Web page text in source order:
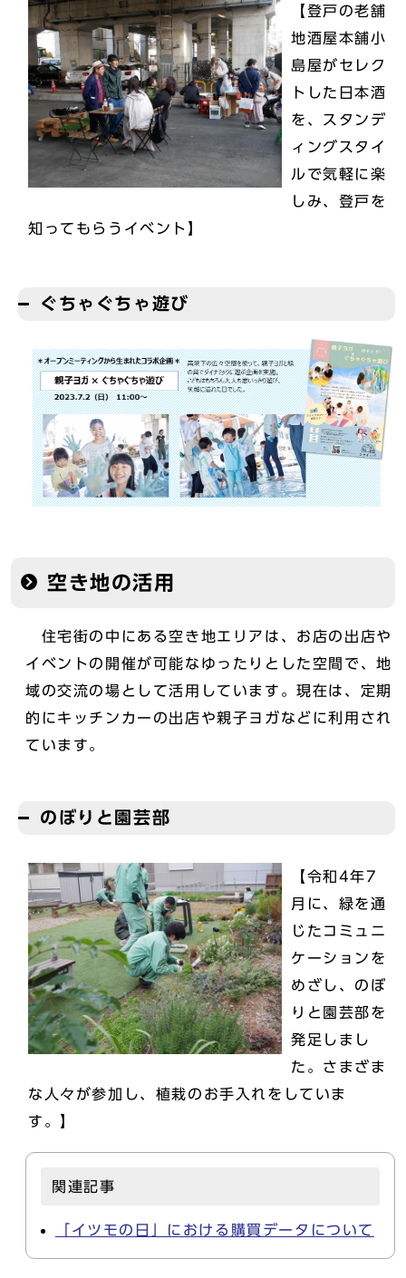
【登戸の老舗
地酒屋本舗小
島屋がセレク
トした日本酒
を、スタンデ
ィングスタイ
ルで気軽に楽
しみ、登戸を
知ってもらうイベント】
ぐちゃぐちゃ遊び
空き地の活用
住宅街の中にある空き地エリアは、お店の出店や
イベントの開催が可能なゆったりとした空間で、地
域の交流の場として活用しています。現在は、定期
的にキッチンカーの出店や親子ヨガなどに利用され
ています。
のぼりと園芸部
【令和4年7
月に、緑を通
じたコミュニ
ケーションを
めざし、のぼ
りと園芸部を
発足しまし
た。さまざま
な人々が参加し、植栽のお手入れをしていま
す。】
関連記事
「イツモの日」における購買データについて